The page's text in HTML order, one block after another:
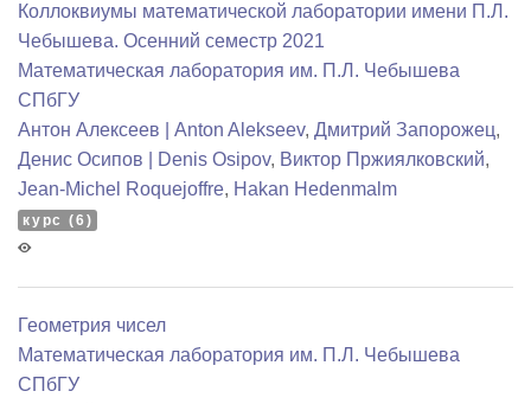
Коллоквиумы математической лаборатории имени П.Л.
Чебышева. Осенний семестр 2021
Математичеcкая лаборатория им. П.Л. Чебышева
СПбГУ
Антон Алексеев | Anton Alekseev, Дмитрий Запорожец,
Денис Осипов | Denis Osipov, Виктор Пржиялковский,
Jean-Michel Roquejoffre, Hakan Hedenmalm
курс (6)
Геометрия чисел
Математичеcкая лаборатория им. П.Л. Чебышева
СПбГУ